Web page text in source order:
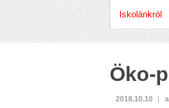
Iskolánkról
Öko-
2018.10.10